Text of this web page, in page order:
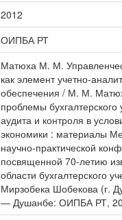
2012
ОИПБА РТ
Матюха М. М.
как элемент учетно-
обеспечения / М. М.
проблемы бухгалтерского
аудита и контроля в
экономики : материалы
научно-практической
посвященной 70-летию
области бухгалтерского
Мирзобека Шобекова (г.
— Душанбе: ОИПБА РТ,